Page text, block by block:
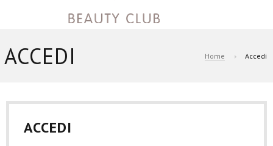
ACCEDI Home Accedi
ACCEDI